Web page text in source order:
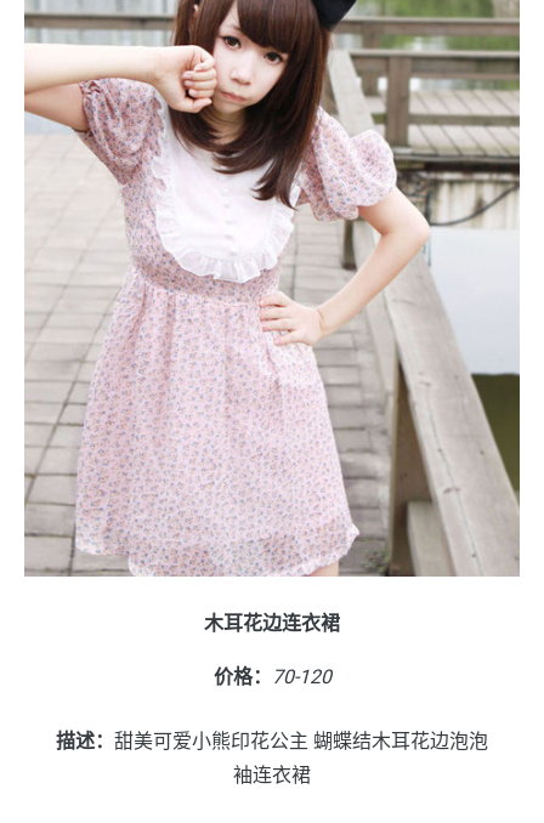
木耳花边连衣裙
价格： 70-120
描述： 甜美可爱小熊印花公主 蝴蝶结木耳花边泡泡
袖连衣裙